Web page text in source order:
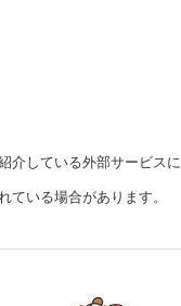
介している外部サービス
ている場合があります。